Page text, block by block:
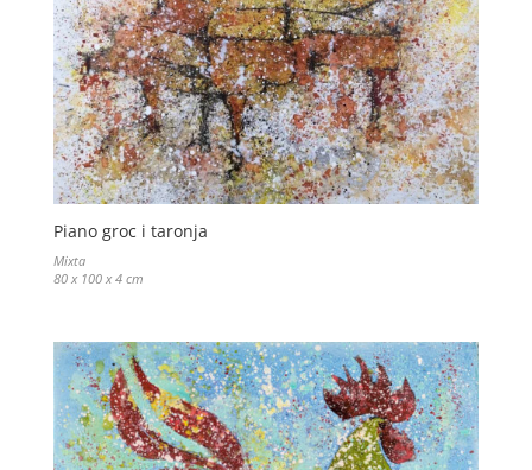
Piano groc i taronja
Mixta
80 x 100 x 4 cm